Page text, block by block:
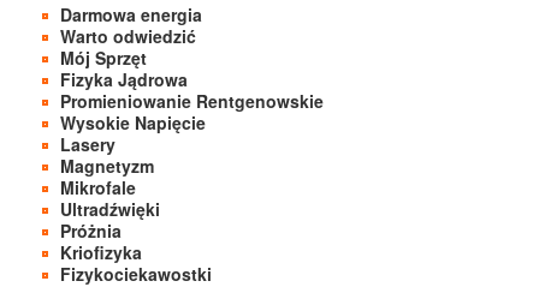
Darmowa energia
Warto odwiedzić
Mój Sprzęt
Fizyka Jądrowa
Promieniowanie Rentgenowskie
Wysokie Napięcie
Lasery
Magnetyzm
Mikrofale
Ultradźwięki
Próżnia
Kriofizyka
Fizykociekawostki